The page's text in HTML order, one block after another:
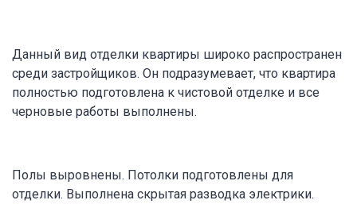
Данный вид отделки квартиры широко распространен
среди застройщиков. Он подразумевает, что квартира
полностью подготовлена к чистовой отделке и все
черновые работы выполнены.
Полы выровнены. Потолки подготовлены для
отделки. Выполнена скрытая разводка электрики.